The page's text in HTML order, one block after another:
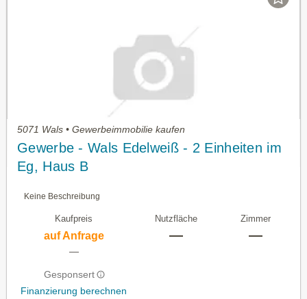
5071 Wals • Gewerbeimmobilie kaufen
Gewerbe - Wals Edelweiß - 2 Einheiten im
Eg, Haus B
Keine Beschreibung
Kaufpreis
auf Anfrage
—
Gesponsert
Finanzierung berechnen
Nutzfläche
—
Zimmer
—